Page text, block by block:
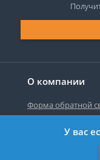
О компании
Форма обратной
©2019-2026 Все
У вас